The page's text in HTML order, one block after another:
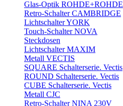
Glas-Optik ROHDE+ROHDE
Retro-Schalter CAMBRIDGE
Lichtschalter YORK
Touch-Schalter NOVA
Steckdosen
Lichtschalter MAXIM
Metall VECTIS
SQUARE Schalterserie. Vectis
ROUND Schalterserie. Vectis
CUBE Schalterserie. Vectis
Metall CJC
Retro-Schalter NINA 230V